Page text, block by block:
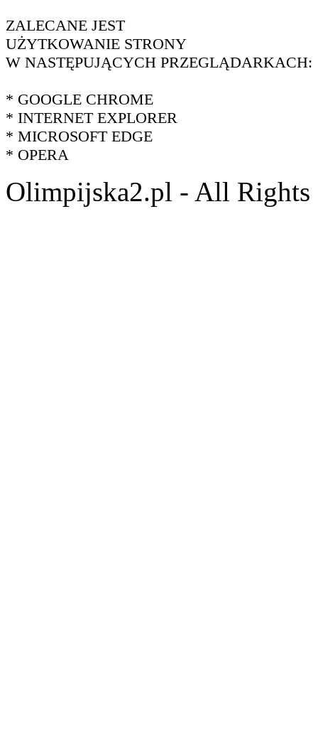
ZALECANE JEST
UŻYTKOWANIE STRONY
W NASTĘPUJĄCYCH PRZEGLĄDARKACH:
* GOOGLE CHROME
* INTERNET EXPLORER
* MICROSOFT EDGE
* OPERA
Olimpijska2.pl - All Rights